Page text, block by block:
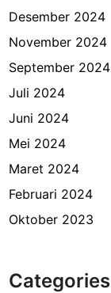
Desember 2024
November 2024
September 2024
Juli 2024
Juni 2024
Mei 2024
Maret 2024
Februari 2024
Oktober 2023
Categories